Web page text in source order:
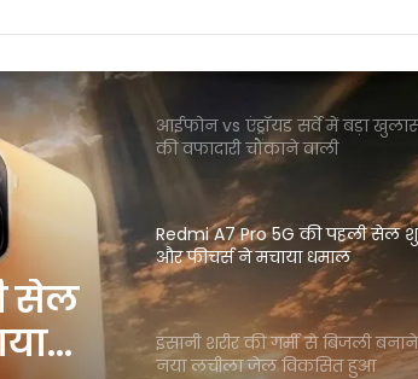
की वफादारी चौंकाने वाली
Redmi A7 Pro 5G की पहली सेल
और फीचर्स ने मचाया धमाल
इंसानी शरीर की गर्मी से बिजली
नया लचीला जेल विकसित हुआ
Infinix Note 60 Pro ने मचाया
निट्स ब्राइटनेस वाला डिस्प्ले